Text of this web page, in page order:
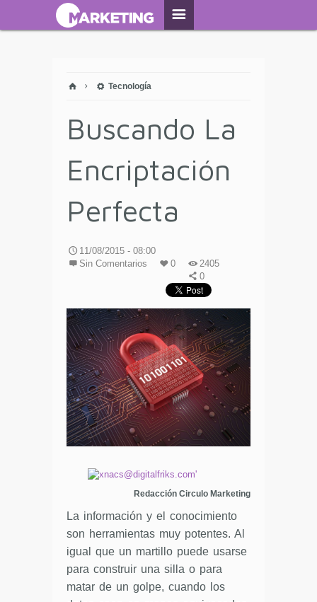
Tecnología
Buscando La
Encriptación
Perfecta
11/08/2015 - 08:00
Sin Comentarios
0
2405
0
Redacción Circulo Marketing
La información y el conocimiento
son herramientas muy potentes. Al
igual que un martillo puede usarse
para construir una silla o para
matar de un golpe, cuando los